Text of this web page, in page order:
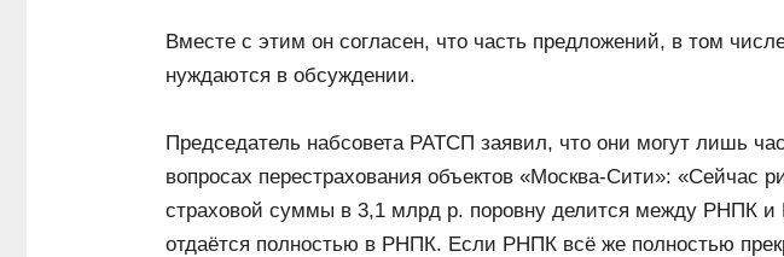
Вместе с этим он согласен, что часть предложений, в том
нуждаются в обсуждении.
Председатель набсовета РАТСП заявил, что они могут лишь
вопросах перестрахования объектов «Москва-Сити»: «Сейчас
страховой суммы в 3,1 млрд р. поровну делится между РНПК
отдаётся полностью в РНПК. Если РНПК всё же полностью